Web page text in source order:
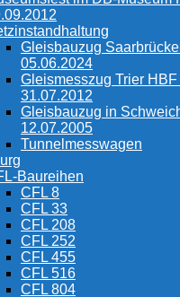
Gleisbauzug
05.06.2024
Gleismesszug Trier HBF
31.07.2012
Gleisbauzug in
12.07.2005
Tunnelmesswagen
Baureihen
CFL 8
CFL 33
CFL 208
CFL 252
CFL 455
CFL 516
CFL 804